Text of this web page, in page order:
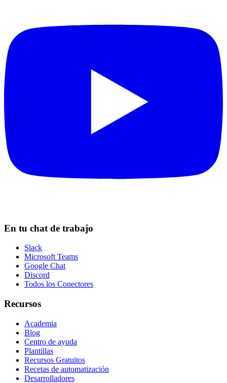
En tu chat de trabajo
Slack
Microsoft Teams
Google Chat
Discord
Todos los Conectores
Recursos
Academia
Blog
Centro de ayuda
Plantillas
Recursos Gratuitos
Recetas de automatización
Desarrolladores